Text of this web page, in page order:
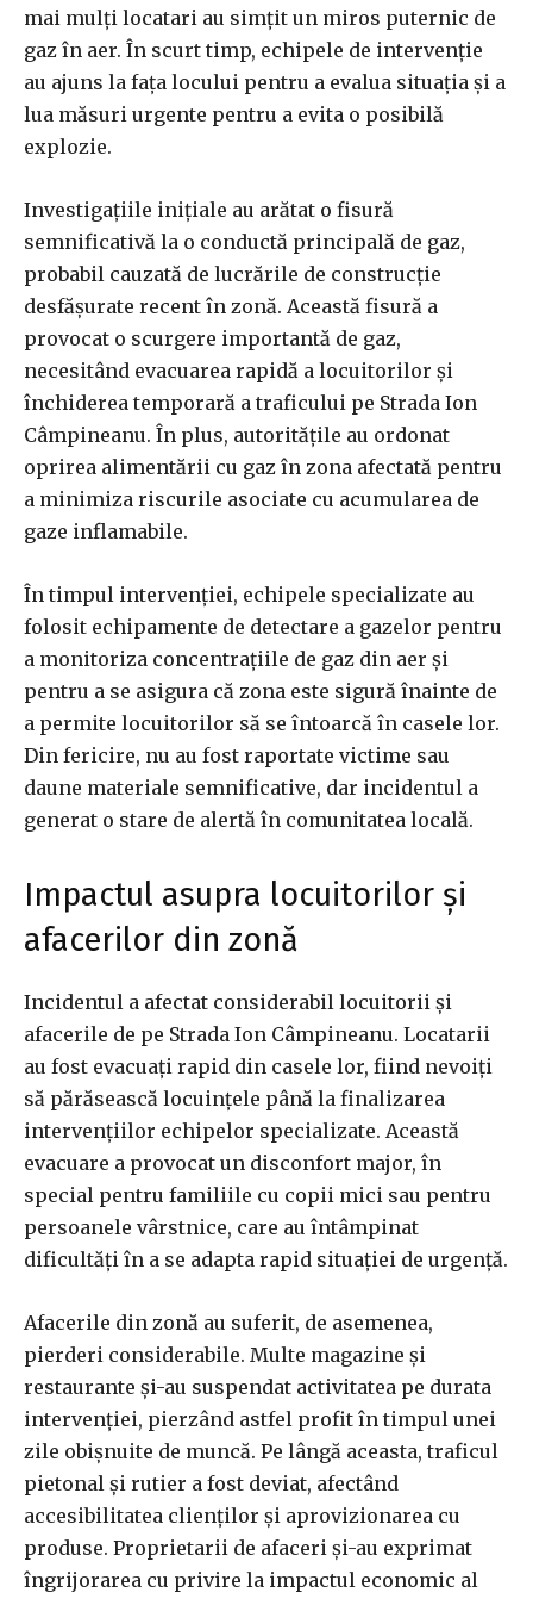
mai mulți locatari au simțit un miros puternic de
gaz în aer. În scurt timp, echipele de intervenție
au ajuns la fața locului pentru a evalua situația și a
lua măsuri urgente pentru a evita o posibilă
explozie.
Investigațiile inițiale au arătat o fisură
semnificativă la o conductă principală de gaz,
probabil cauzată de lucrările de construcție
desfășurate recent în zonă. Această fisură a
provocat o scurgere importantă de gaz,
necesitând evacuarea rapidă a locuitorilor și
închiderea temporară a traficului pe Strada Ion
Câmpineanu. În plus, autoritățile au ordonat
oprirea alimentării cu gaz în zona afectată pentru
a minimiza riscurile asociate cu acumularea de
gaze inflamabile.
În timpul intervenției, echipele specializate au
folosit echipamente de detectare a gazelor pentru
a monitoriza concentrațiile de gaz din aer și
pentru a se asigura că zona este sigură înainte de
a permite locuitorilor să se întoarcă în casele lor.
Din fericire, nu au fost raportate victime sau
daune materiale semnificative, dar incidentul a
generat o stare de alertă în comunitatea locală.
Impactul asupra locuitorilor și
afacerilor din zonă
Incidentul a afectat considerabil locuitorii și
afacerile de pe Strada Ion Câmpineanu. Locatarii
au fost evacuați rapid din casele lor, fiind nevoiți
să părăsească locuințele până la finalizarea
intervențiilor echipelor specializate. Această
evacuare a provocat un disconfort major, în
special pentru familiile cu copii mici sau pentru
persoanele vârstnice, care au întâmpinat
dificultăți în a se adapta rapid situației de urgență.
Afacerile din zonă au suferit, de asemenea,
pierderi considerabile. Multe magazine și
restaurante și-au suspendat activitatea pe durata
intervenției, pierzând astfel profit în timpul unei
zile obișnuite de muncă. Pe lângă aceasta, traficul
pietonal și rutier a fost deviat, afectând
accesibilitatea clienților și aprovizionarea cu
produse. Proprietarii de afaceri și-au exprimat
îngrijorarea cu privire la impactul economic al